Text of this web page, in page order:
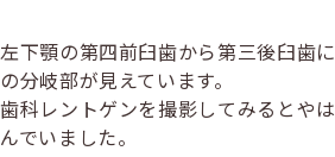
左下顎の第四前臼歯から第三後臼歯
の分岐部が見えています。
歯科レントゲンを撮影してみるとや
んでいました。